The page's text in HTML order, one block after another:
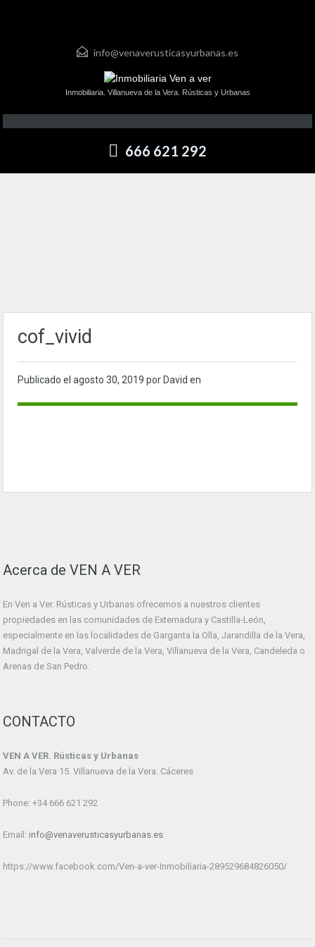
info@venaverusticasyurbanas.es
Inmobiliaria. Villanueva de la Vera. Rústicas y Urbanas
666 621 292
cof_vivid
Publicado el agosto 30, 2019 por David en
Acerca de VEN A VER
En Ven a Ver. Rústicas y Urbanas ofrecemos a nuestros clientes
propiedades en las comunidades de Extemadura y Castilla-León,
especialmente en las localidades de Garganta la Olla, Jarandilla de la Vera,
Madrigal de la Vera, Valverde de la Vera, Villanueva de la Vera, Candeleda o
Arenas de San Pedro.
CONTACTO
VEN A VER. Rústicas y Urbanas
Av. de la Vera 15. Villanueva de la Vera. Cáceres
Phone: +34 666 621 292
Email: info@venaverusticasyurbanas.es
https://www.facebook.com/Ven-a-ver-Inmobiliaria-289529684826050/